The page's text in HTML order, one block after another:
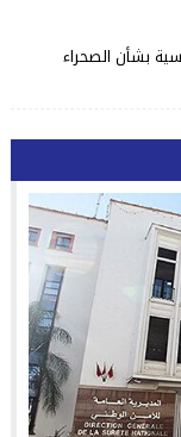
بشأن الصحراء